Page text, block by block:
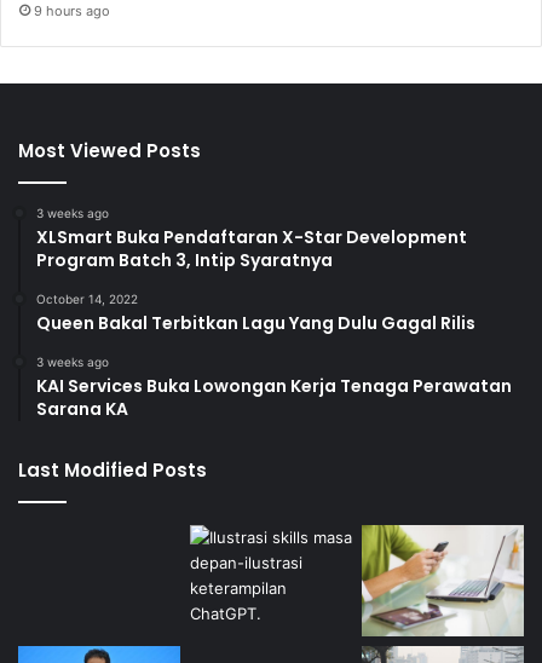
9 hours ago
Most Viewed Posts
3 weeks ago
XLSmart Buka Pendaftaran X-Star Development
Program Batch 3, Intip Syaratnya
October 14, 2022
Queen Bakal Terbitkan Lagu Yang Dulu Gagal Rilis
3 weeks ago
KAI Services Buka Lowongan Kerja Tenaga Perawatan
Sarana KA
Last Modified Posts